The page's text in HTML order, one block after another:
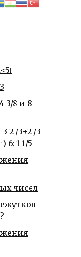
3/8 и 8
2 /3+2 /3
6: 1 1/5
чисел